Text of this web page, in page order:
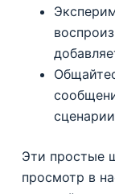
Эти простые
просмотр в